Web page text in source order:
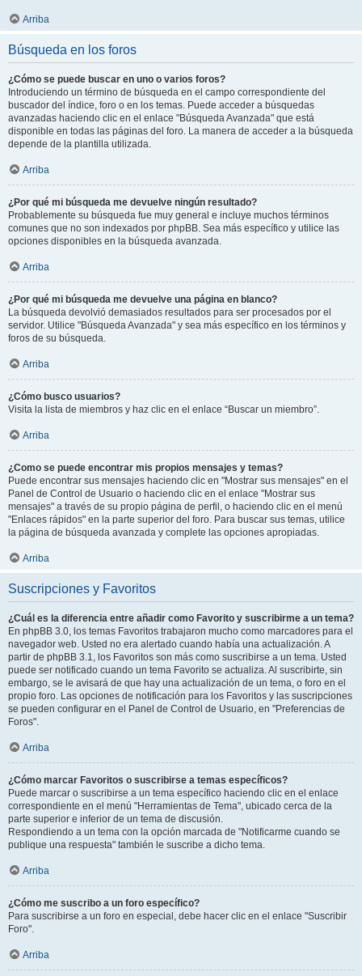
Arriba
Búsqueda en los foros
¿Cómo se puede buscar en uno o varios foros?
Introduciendo un término de búsqueda en el campo correspondiente del
buscador del índice, foro o en los temas. Puede acceder a búsquedas
avanzadas haciendo clic en el enlace "Búsqueda Avanzada" que está
disponible en todas las páginas del foro. La manera de acceder a la búsqueda
depende de la plantilla utilizada.
Arriba
¿Por qué mi búsqueda me devuelve ningún resultado?
Probablemente su búsqueda fue muy general e incluye muchos términos
comunes que no son indexados por phpBB. Sea más específico y utilice las
opciones disponibles en la búsqueda avanzada.
Arriba
¿Por qué mi búsqueda me devuelve una página en blanco?
La búsqueda devolvió demasiados resultados para ser procesados por el
servidor. Utilice "Búsqueda Avanzada" y sea más específico en los términos y
foros de su búsqueda.
Arriba
¿Cómo busco usuarios?
Visita la lista de miembros y haz clic en el enlace “Buscar un miembro”.
Arriba
¿Como se puede encontrar mis propios mensajes y temas?
Puede encontrar sus mensajes haciendo clic en "Mostrar sus mensajes" en el
Panel de Control de Usuario o haciendo clic en el enlace "Mostrar sus
mensajes" a través de su propio página de perfil, o haciendo clic en el menú
"Enlaces rápidos" en la parte superior del foro. Para buscar sus temas, utilice
la página de búsqueda avanzada y complete las opciones apropiadas.
Arriba
Suscripciones y Favoritos
¿Cuál es la diferencia entre añadir como Favorito y suscribirme a un tema?
En phpBB 3.0, los temas Favoritos trabajaron mucho como marcadores para el
navegador web. Usted no era alertado cuando había una actualización. A
partir de phpBB 3.1, los Favoritos son más como suscribirse a un tema. Usted
puede ser notificado cuando un tema Favorito se actualiza. Al suscribirte, sin
embargo, se le avisará de que hay una actualización de un tema, o foro en el
propio foro. Las opciones de notificación para los Favoritos y las suscripciones
se pueden configurar en el Panel de Control de Usuario, en "Preferencias de
Foros".
Arriba
¿Cómo marcar Favoritos o suscribirse a temas específicos?
Puede marcar o suscribirse a un tema específico haciendo clic en el enlace
correspondiente en el menú "Herramientas de Tema", ubicado cerca de la
parte superior e inferior de un tema de discusión.
Respondiendo a un tema con la opción marcada de "Notificarme cuando se
publique una respuesta" también le suscribe a dicho tema.
Arriba
¿Cómo me suscribo a un foro específico?
Para suscribirse a un foro en especial, debe hacer clic en el enlace "Suscribir
Foro".
Arriba